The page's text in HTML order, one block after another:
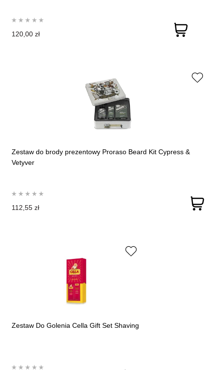
120,00 zł
Zestaw do brody prezentowy Proraso Beard Kit Cypress &
Vetyver
112,55 zł
Zestaw Do Golenia Cella Gift Set Shaving